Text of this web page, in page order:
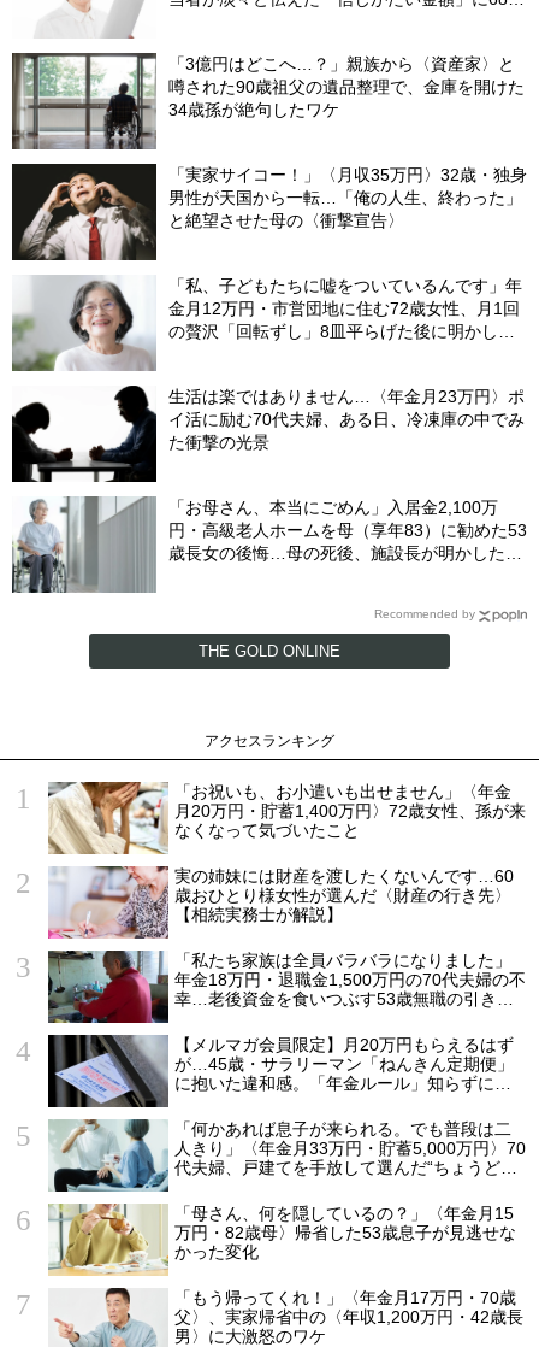
「3億円はどこへ…？」親族から〈資産家〉と
噂された90歳祖父の遺品整理で、金庫を開けた
34歳孫が絶句したワケ
「実家サイコー！」〈月収35万円〉32歳・独身
男性が天国から一転…「俺の人生、終わった」
と絶望させた母の〈衝撃宣告〉
「私、子どもたちに嘘をついているんです」年
金月12万円・市営団地に住む72歳女性、月1回
の贅沢「回転ずし」8皿平らげた後に明かした
生活は楽ではありません…〈年金月23万円〉ポ
イ活に励む70代夫婦、ある日、冷凍庫の中でみ
た衝撃の光景
「お母さん、本当にごめん」入居金2,100万
円・高級老人ホームを母（享年83）に勧めた53
歳長女の後悔…母の死後、施設長が明かした
Recommended by
THE GOLD ONLINE
アクセスランキング
「お祝いも、お小遣いも出せません」〈年金
月20万円・貯蓄1,400万円〉72歳女性、孫が来
なくなって気づいたこと
実の姉妹には財産を渡したくないんです…60
歳おひとり様女性が選んだ〈財産の行き先〉
【相続実務士が解説】
「私たち家族は全員バラバラになりました」
年金18万円・退職金1,500万円の70代夫婦の不
幸…老後資金を食いつぶす53歳無職の引きこ
【メルマガ会員限定】月20万円もらえるはず
が…45歳・サラリーマン「ねんきん定期便」
に抱いた違和感。「年金ルール」知らずにそ
額に唖然「何かの間違いでは？」
「何かあれば息子が来られる。でも普段は二
人きり」〈年金月33万円・貯蓄5,000万円〉70
代夫婦、戸建てを手放して選んだ“ちょうどい
「母さん、何を隠しているの？」〈年金月15
万円・82歳母〉帰省した53歳息子が見逃せな
かった変化
「もう帰ってくれ！」〈年金月17万円・70歳
父〉、実家帰省中の〈年収1,200万円・42歳長
男〉に大激怒のワケ